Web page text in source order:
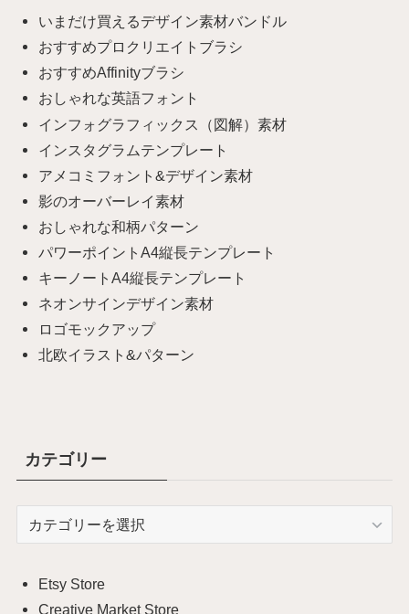
いまだけ買えるデザイン素材バンドル
おすすめプロクリエイトブラシ
おすすめAffinityブラシ
おしゃれな英語フォント
インフォグラフィックス（図解）素材
インスタグラムテンプレート
アメコミフォント&デザイン素材
影のオーバーレイ素材
おしゃれな和柄パターン
パワーポイントA4縦長テンプレート
キーノートA4縦長テンプレート
ネオンサインデザイン素材
ロゴモックアップ
北欧イラスト&パターン
カテゴリー
リ
ー
Etsy Store
Creative Market Store